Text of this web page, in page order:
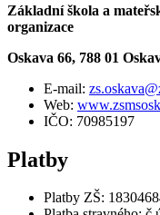
Základní škola a
organizace
Oskava 66, 788 01
E-mail:
Web:
IČO: 70985197
Platby
Platby ZŠ: